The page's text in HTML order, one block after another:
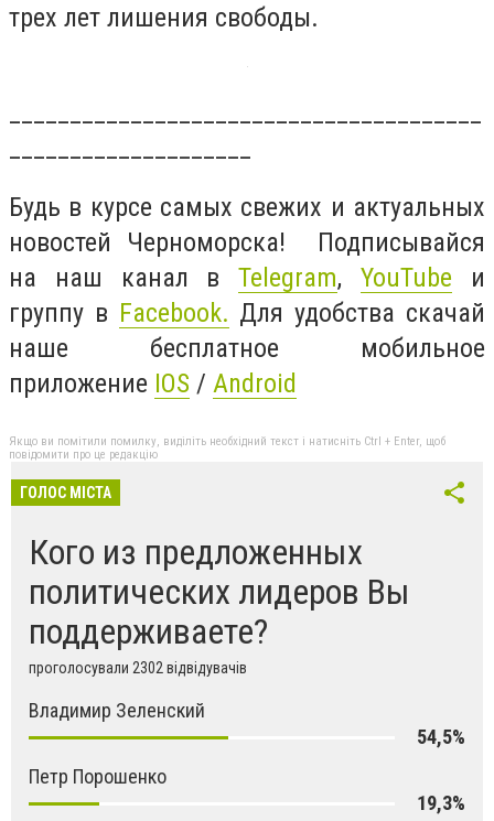
трех лет лишения свободы.
Будь в курсе самых свежих и актуальных
новостей Черноморска! Подписывайся
на наш канал вTelegram,YouTube и
группу в Facebook. Для удобства скачай
наше бесплатное мобильное
приложение IOS / Android
Якщо ви помітили помилку, виділіть необхідний текст і натисніть Ctrl + Enter, щоб
повідомити про це редакцію
ГОЛОС МІСТА
Кого из предложенных
политических лидеров Вы
поддерживаете?
проголосували 2302 відвідувачів
Владимир Зеленский
54,5%
Петр Порошенко
19,3%